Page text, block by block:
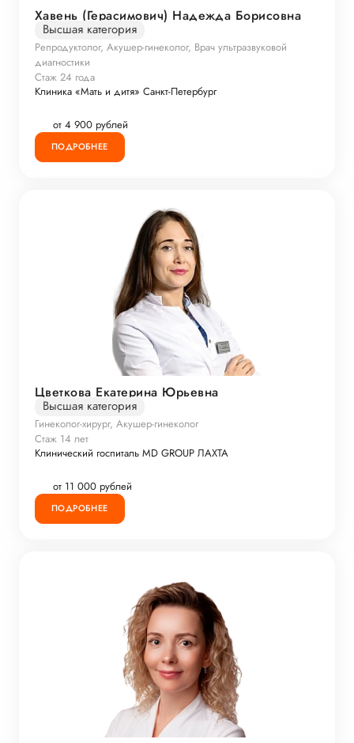
Хавень (Герасимович) Надежда Борисовна
Высшая категория
Репродуктолог, Акушер-гинеколог, Врач ультразвуковой
диагностики
Стаж 24 года
Клиника «Мать и дитя» Санкт-Петербург
от 4 900 рублей
ПОДРОБНЕЕ
Цветкова Екатерина Юрьевна
Высшая категория
Гинеколог-хирург, Акушер-гинеколог
Стаж 14 лет
Клинический госпиталь MD GROUP ЛАХТА
от 11 000 рублей
ПОДРОБНЕЕ